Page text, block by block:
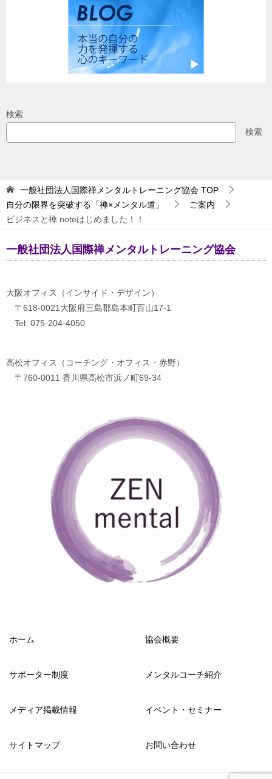
検索
検索
一般社団法人国際禅メンタルトレーニング協会 TOP
自分の限界を突破する「禅×メンタル道」
ご案内
ビジネスと禅 noteはじめました！！
一般社団法人国際禅メンタルトレーニング協会
大阪オフィス（インサイド・デザイン）
〒618-0021大阪府三島郡島本町百山17-1
Tel: 075-204-4050
高松オフィス（コーチング・オフィス・赤野）
〒760-0011 香川県高松市浜ノ町69-34
ホーム 協会概要
サポーター制度 メンタルコーチ紹介
メディア掲載情報 イベント・セミナー
サイトマップ お問い合わせ